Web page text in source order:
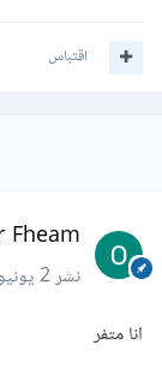
اقتباس
Fheam
نشر2 يونيو 2023
انا متفر